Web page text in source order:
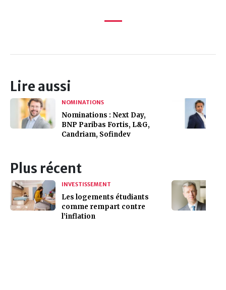
Lire aussi
NOMINATIONS
Nominations : Next Day,
BNP Paribas Fortis, L&G,
Candriam, Sofindev
Plus récent
INVESTISSEMENT
Les logements étudiants
comme rempart contre
l’inflation